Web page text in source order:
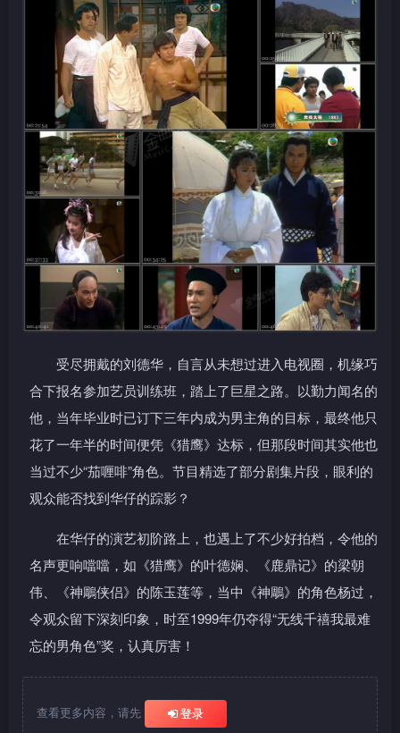
受尽拥戴的刘德华，自言从未想过进入电视圈，机缘巧
合下报名参加艺员训练班，踏上了巨星之路。以勤力闻名的
他，当年毕业时已订下三年内成为男主角的目标，最终他只
花了一年半的时间便凭《猎鹰》达标，但那段时间其实他也
当过不少“茄喱啡”角色。节目精选了部分剧集片段，眼利的
观众能否找到华仔的踪影？
在华仔的演艺初阶路上，也遇上了不少好拍档，令他的
名声更响噹噹，如《猎鹰》的叶德娴、《鹿鼎记》的梁朝
伟、《神鵰侠侣》的陈玉莲等，当中《神鵰》的角色杨过，
令观众留下深刻印象，时至1999年仍夺得“无线千禧我最难
忘的男角色”奖，认真厉害！
查看更多内容，请先 登录